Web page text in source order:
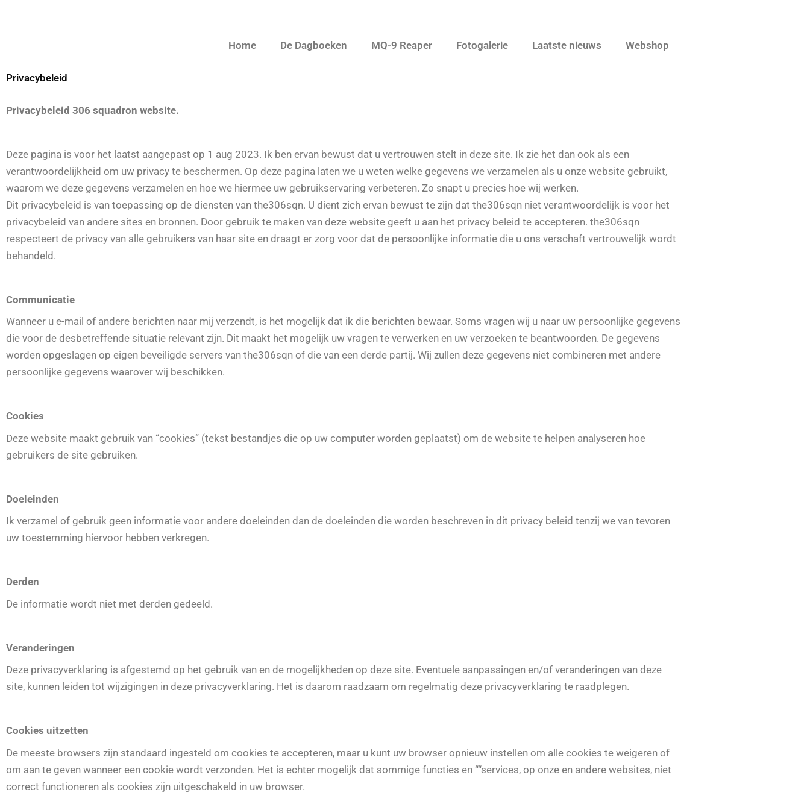
Home De Dagboeken MQ-9 Reaper Fotogalerie Laatste nieuws Webshop
Privacybeleid
Privacybeleid 306 squadron website.
Deze pagina is voor het laatst aangepast op 1 aug 2023. Ik ben ervan bewust dat u vertrouwen stelt in deze site. Ik zie het dan ook als een
verantwoordelijkheid om uw privacy te beschermen. Op deze pagina laten we u weten welke gegevens we verzamelen als u onze website gebruikt,
waarom we deze gegevens verzamelen en hoe we hiermee uw gebruikservaring verbeteren. Zo snapt u precies hoe wij werken.
Dit privacybeleid is van toepassing op de diensten van the306sqn. U dient zich ervan bewust te zijn dat the306sqn niet verantwoordelijk is voor het
privacybeleid van andere sites en bronnen. Door gebruik te maken van deze website geeft u aan het privacy beleid te accepteren. the306sqn
respecteert de privacy van alle gebruikers van haar site en draagt er zorg voor dat de persoonlijke informatie die u ons verschaft vertrouwelijk wordt
behandeld.
Communicatie
Wanneer u e-mail of andere berichten naar mij verzendt, is het mogelijk dat ik die berichten bewaar. Soms vragen wij u naar uw persoonlijke gegevens
die voor de desbetreffende situatie relevant zijn. Dit maakt het mogelijk uw vragen te verwerken en uw verzoeken te beantwoorden. De gegevens
worden opgeslagen op eigen beveiligde servers van the306sqn of die van een derde partij. Wij zullen deze gegevens niet combineren met andere
persoonlijke gegevens waarover wij beschikken.
Cookies
Deze website maakt gebruik van “cookies” (tekst bestandjes die op uw computer worden geplaatst) om de website te helpen analyseren hoe
gebruikers de site gebruiken.
Doeleinden
Ik verzamel of gebruik geen informatie voor andere doeleinden dan de doeleinden die worden beschreven in dit privacy beleid tenzij we van tevoren
uw toestemming hiervoor hebben verkregen.
Derden
De informatie wordt niet met derden gedeeld.
Veranderingen
Deze privacyverklaring is afgestemd op het gebruik van en de mogelijkheden op deze site. Eventuele aanpassingen en/of veranderingen van deze
site, kunnen leiden tot wijzigingen in deze privacyverklaring. Het is daarom raadzaam om regelmatig deze privacyverklaring te raadplegen.
Cookies uitzetten
De meeste browsers zijn standaard ingesteld om cookies te accepteren, maar u kunt uw browser opnieuw instellen om alle cookies te weigeren of
om aan te geven wanneer een cookie wordt verzonden. Het is echter mogelijk dat sommige functies en ““services, op onze en andere websites, niet
correct functioneren als cookies zijn uitgeschakeld in uw browser.